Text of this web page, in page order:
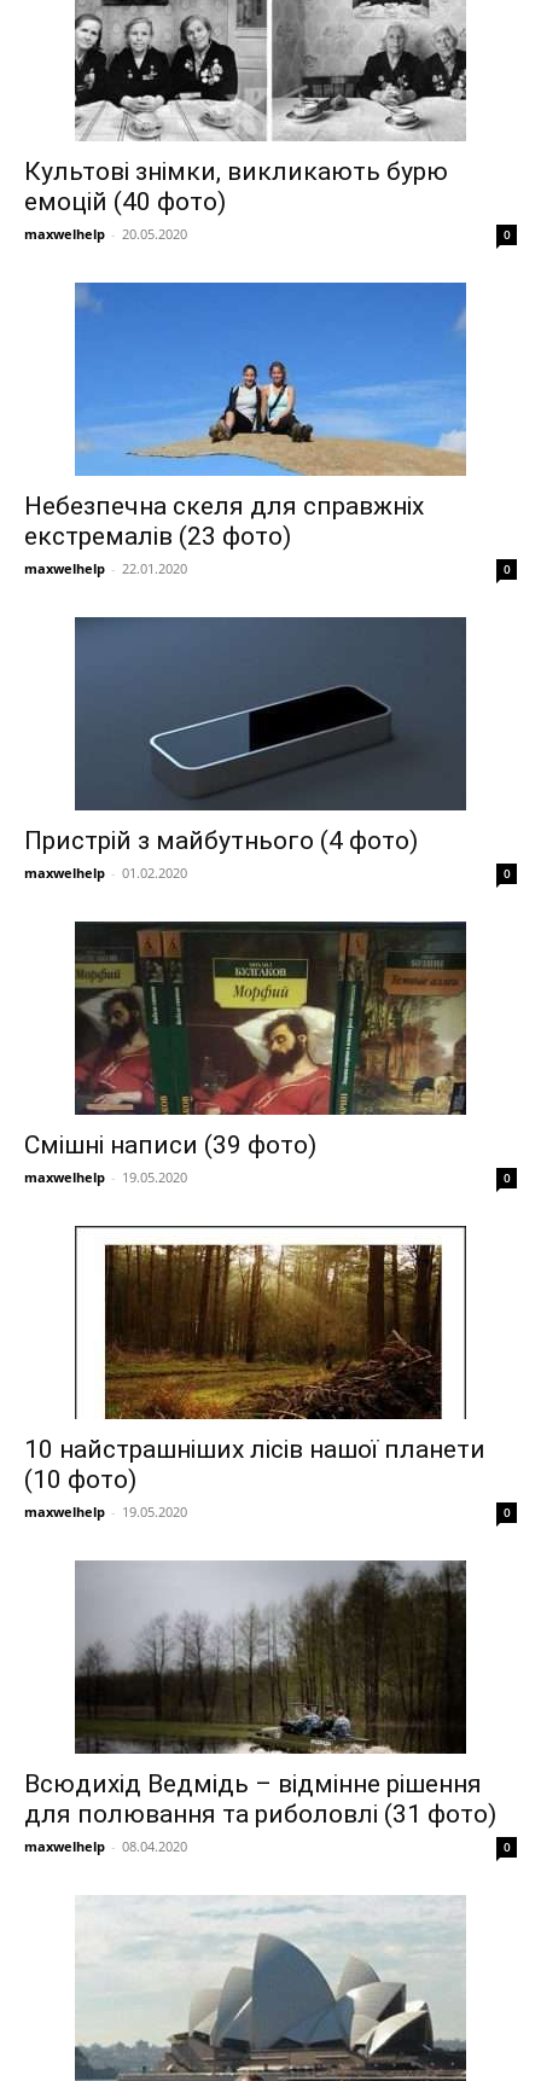
Культові знімки, викликають бурю
емоцій (40 фото)
maxwelhelp - 20.05.2020 0
Небезпечна скеля для справжніх
екстремалів (23 фото)
maxwelhelp - 22.01.2020 0
Пристрій з майбутнього (4 фото)
maxwelhelp - 01.02.2020 0
Смішні написи (39 фото)
maxwelhelp - 19.05.2020 0
10 найстрашніших лісів нашої планети
(10 фото)
maxwelhelp - 19.05.2020 0
Всюдихід Ведмідь – відмінне рішення
для полювання та риболовлі (31 фото)
maxwelhelp - 08.04.2020 0